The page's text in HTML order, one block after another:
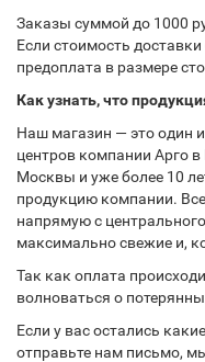
Заказы суммой до 1000
Если стоимость
предоплата в размере
Как узнать, что
Наш магазин — это один
центров компании Арго
Москвы и уже более 10
продукцию компании.
напрямую с
максимально свежие и,
Так как оплата
волноваться о
Если у вас остались
отправьте нам письмо,